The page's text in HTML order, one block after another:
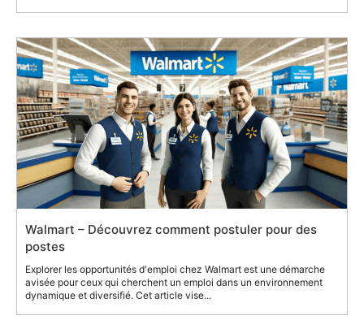
Walmart – Découvrez comment postuler pour des
postes
Explorer les opportunités d'emploi chez Walmart est une démarche
avisée pour ceux qui cherchent un emploi dans un environnement
dynamique et diversifié. Cet article vise...